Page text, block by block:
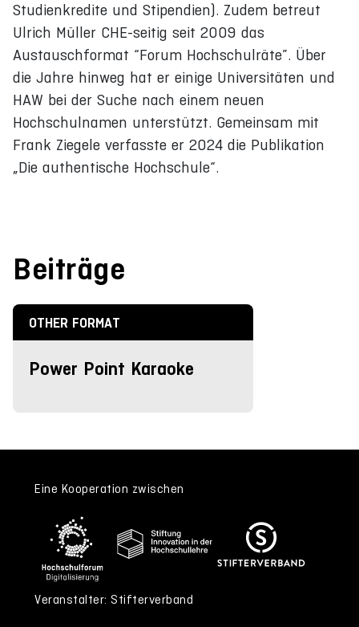
Studienkredite und Stipendien). Zudem betreut
Ulrich Müller CHE-seitig seit 2009 das
Austauschformat “Forum Hochschulräte”. Über
die Jahre hinweg hat er einige Universitäten und
HAW bei der Suche nach einem neuen
Hochschulnamen unterstützt. Gemeinsam mit
Frank Ziegele verfasste er 2024 die Publikation
„Die authentische Hochschule“.
Beiträge
OTHER FORMAT
Power Point Karaoke
Eine Kooperation zwischen
Veranstalter: Stifterverband